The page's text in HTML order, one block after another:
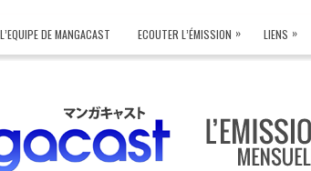
L’EQUIPE DE MANGACAST ECOUTER L’ÉMISSION » LIENS »